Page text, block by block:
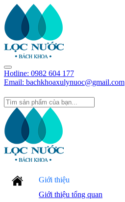
Hotline: 0982 604 177
Email: bachkhoaxulynuoc@gmail.com
Giới thiệu
Giới thiệu tổng quan